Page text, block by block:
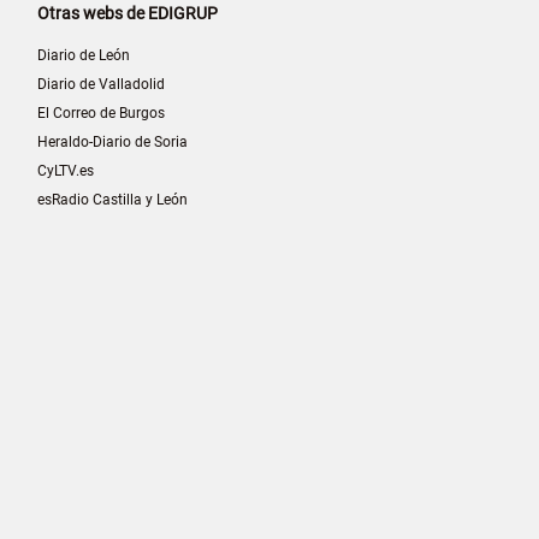
Otras webs de EDIGRUP
Diario de León
Diario de Valladolid
El Correo de Burgos
Heraldo-Diario de Soria
CyLTV.es
esRadio Castilla y León